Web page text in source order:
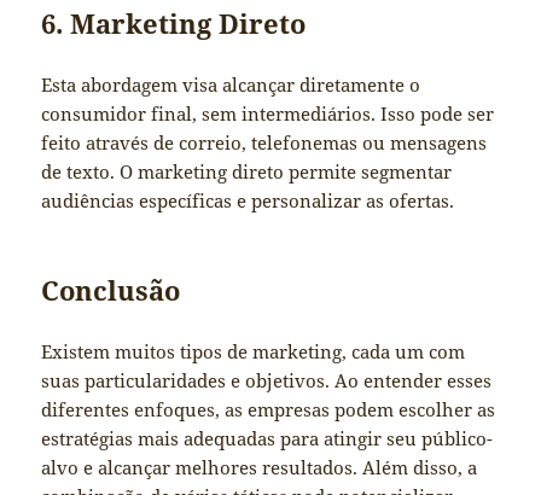
6. Marketing Direto
Esta abordagem visa alcançar diretamente o
consumidor final, sem intermediários. Isso pode ser
feito através de correio, telefonemas ou mensagens
de texto. O marketing direto permite segmentar
audiências específicas e personalizar as ofertas.
Conclusão
Existem muitos tipos de marketing, cada um com
suas particularidades e objetivos. Ao entender esses
diferentes enfoques, as empresas podem escolher as
estratégias mais adequadas para atingir seu público-
alvo e alcançar melhores resultados. Além disso, a